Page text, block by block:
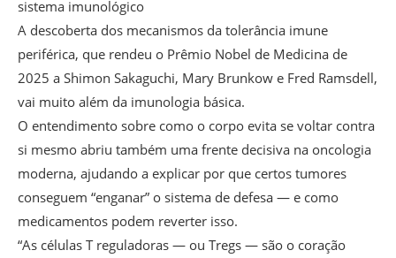
sistema imunológico
A descoberta dos mecanismos da tolerância imune
periférica, que rendeu o Prêmio Nobel de Medicina de
2025 a Shimon Sakaguchi, Mary Brunkow e Fred Ramsdell,
vai muito além da imunologia básica.
O entendimento sobre como o corpo evita se voltar contra
si mesmo abriu também uma frente decisiva na oncologia
moderna, ajudando a explicar por que certos tumores
conseguem “enganar” o sistema de defesa — e como
medicamentos podem reverter isso.
“As células T reguladoras — ou Tregs — são o coração